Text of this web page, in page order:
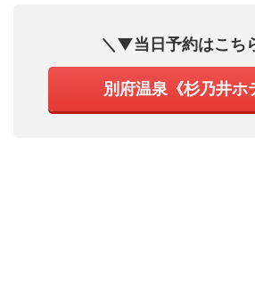
＼▼当日予約はこち
別府温泉《杉乃井ホ